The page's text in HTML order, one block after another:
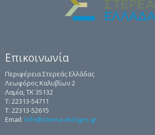
Επικοινωνία
Περιφέρεια Στερεάς Ελλάδας
Λεωφόρος Καλυβίων 2
Λαμία, ΤΚ 35132
Τ: 22313-54711
Τ: 22313-52615
Email: info@sterea-ekloges.gr